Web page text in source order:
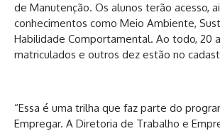
de Manutenção. Os alunos terão acesso,
conhecimentos como Meio Ambiente,
Habilidade Comportamental. Ao todo, 20
matriculados e outros dez estão no
“Essa é uma trilha que faz parte do
Empregar. A Diretoria de Trabalho e